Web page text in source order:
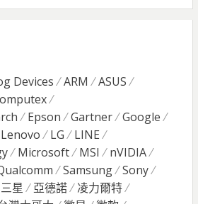
Devices ARM
ASUS
Epson Gartner
Google
Lenovo LG
LINE
Microsoft MSI
nVIDIA
Samsung
Sony
三星 亞德諾
凌力爾特